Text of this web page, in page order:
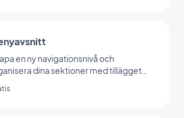
en ny navigationsnivå och
dina sektioner med tillägget